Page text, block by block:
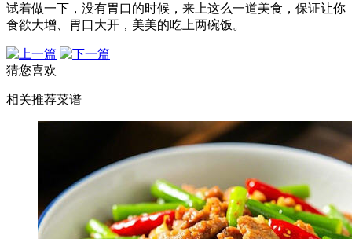
试着做一下，没有胃口的时候，来上这么一道美食，保证让你
食欲大增、胃口大开，美美的吃上两碗饭。
猜您喜欢
相关推荐菜谱